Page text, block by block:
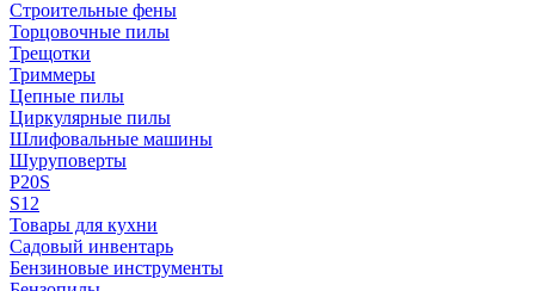
Строительные фены
Торцовочные пилы
Трещотки
Триммеры
Цепные пилы
Циркулярные пилы
Шлифовальные машины
Шуруповерты
P20S
S12
Товары для кухни
Садовый инвентарь
Бензиновые инструменты